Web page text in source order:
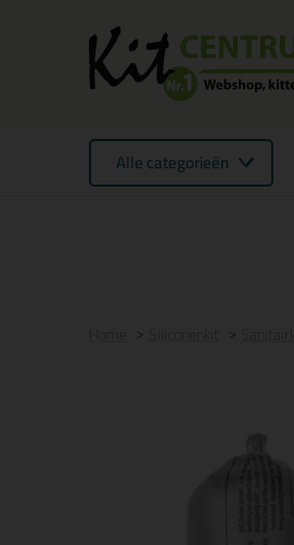
Alle categorieën